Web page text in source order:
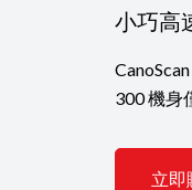
小巧高
300 機身
立即